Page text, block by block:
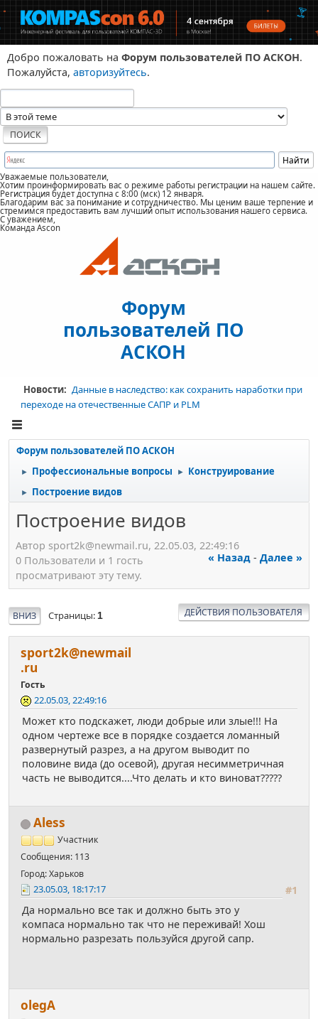
Добро пожаловать на Форум пользователей ПО АСКОН.
Пожалуйста, авторизуйтесь.
Уважаемые пользователи,
Хотим проинформировать вас о режиме работы регистрации на нашем сайте.
Регистрация будет доступна с 8:00 (мск) 12 января.
Благодарим вас за понимание и сотрудничество. Мы ценим ваше терпение и
стремимся предоставить вам лучший опыт использования нашего сервиса.
С уважением,
Команда Ascon
Форум
пользователей ПО
АСКОН
Новости: Данные в наследство: как сохранить наработки при
переходе на отечественные САПР и PLM
Форум пользователей ПО АСКОН
► Профессиональные вопросы ► Конструирование
► Построение видов
Построение видов
Автор sport2k@newmail.ru, 22.05.03, 22:49:16
« Назад - Далее »
0 Пользователи и 1 гость
просматривают эту тему.
ВНИЗ Страницы 1 ДЕЙСТВИЯ ПОЛЬЗОВАТЕЛЯ
sport2k@newmail
.ru
Гость
22.05.03, 22:49:16
Может кто подскажет, люди добрые или злые!!! На
одном чертеже все в порядке создается ломанный
развернутый разрез, а на другом выводит по
половине вида (до осевой), другая несимметричная
часть не выводится....Что делать и кто виноват?????
Aless
Участник
Сообщения: 113
Город: Харьков
#1
23.05.03, 18:17:17
Да нормально все так и должно быть это у
компаса нормально так что не переживай! Хош
нормально разрезать пользуйся другой сапр.
olegA